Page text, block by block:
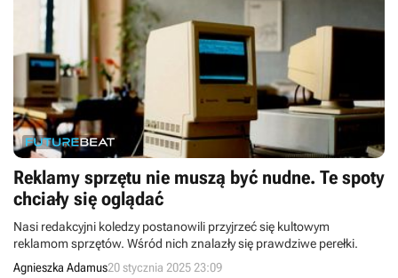
Reklamy sprzętu nie muszą być nudne. Te spoty
chciały się oglądać
Nasi redakcyjni koledzy postanowili przyjrzeć się kultowym
reklamom sprzętów. Wśród nich znalazły się prawdziwe perełki.
Agnieszka Adamus20 stycznia 2025 23:09